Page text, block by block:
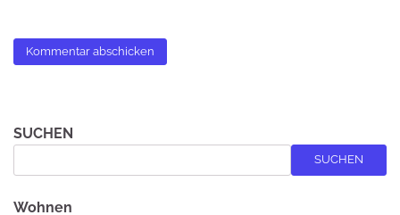
SUCHEN
SUCHEN
Wohnen